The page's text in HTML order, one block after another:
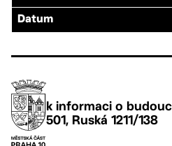
Datum
k informaci o
501, Ruská 1211/138